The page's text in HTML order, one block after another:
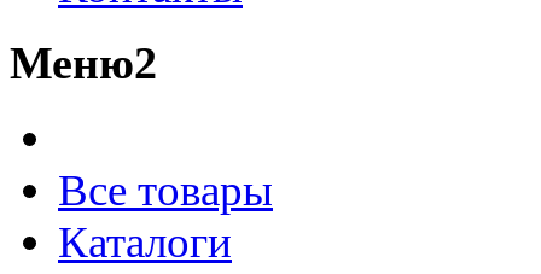
Меню2
Все товары
Каталоги